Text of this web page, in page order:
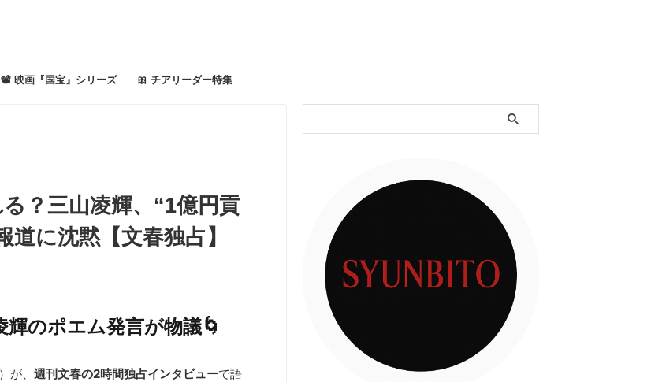
📽 映画『国宝』シリーズ 🎀 チアリーダー特集
？三山凌輝、“1億円貢
に沈黙【文春独占】
のポエム発言が物議🌀
が、 週刊文春の2時間独占インタビューで語